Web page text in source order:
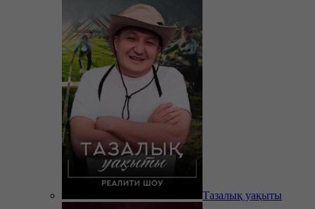
Тазалық уақыты